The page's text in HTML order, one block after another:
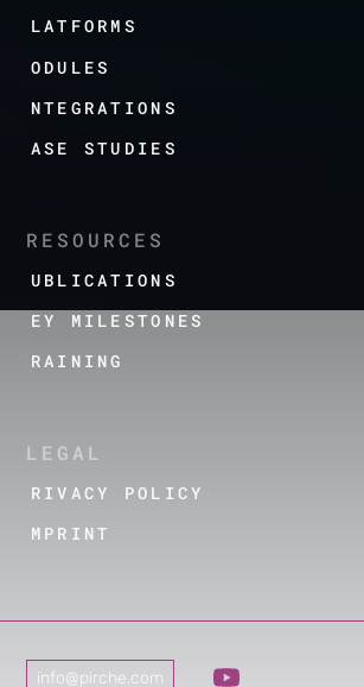
PLATFORMS
MODULES
INTEGRATIONS
CASE STUDIES
RESOURCES
PUBLICATIONS
KEY MILESTONES
TRAINING
LEGAL
PRIVACY POLICY
IMPRINT
info@pirche.com